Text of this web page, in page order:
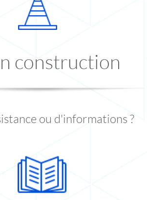
construction
ou d'informations ?